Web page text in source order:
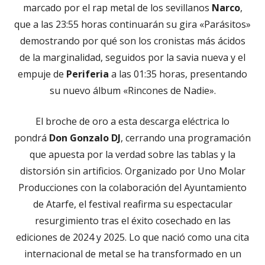
marcado por el rap metal de los sevillanos Narco,
que a las 23:55 horas continuarán su gira «Parásitos»
demostrando por qué son los cronistas más ácidos
de la marginalidad, seguidos por la savia nueva y el
empuje de Periferia a las 01:35 horas, presentando
su nuevo álbum «Rincones de Nadie».
El broche de oro a esta descarga eléctrica lo
pondrá Don Gonzalo DJ, cerrando una programación
que apuesta por la verdad sobre las tablas y la
distorsión sin artificios. Organizado por Uno Molar
Producciones con la colaboración del Ayuntamiento
de Atarfe, el festival reafirma su espectacular
resurgimiento tras el éxito cosechado en las
ediciones de 2024 y 2025. Lo que nació como una cita
internacional de metal se ha transformado en un